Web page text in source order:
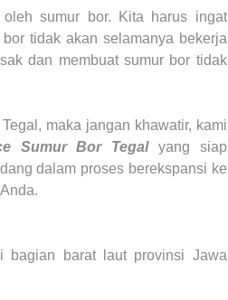
sumur bor. Kita harus ingat
tidak akan selamanya bekerja
dan membuat sumur bor tidak
Tegal , maka jangan khawatir, kami
Sumur BorTegal yang siap
dalam proses berekspansi ke
bagian barat laut provinsi Jawa